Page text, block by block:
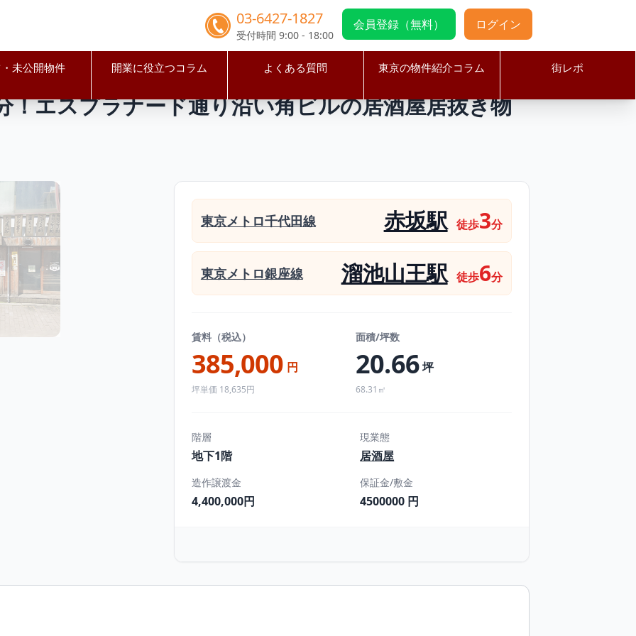
03-6427-1827
受付時間 9:00 - 18:00
会員登録（無料） ログイン
未公開物件 開業に役立つコラム よくある質問 東京の物件紹介コラム 街レポ
赤坂駅 【港区】赤坂駅徒歩3分！エスプラナード通り沿い角ビルの居酒屋居抜き物件
！エスプラナード通り沿い角ビルの居酒屋居抜き物
東京メトロ千代田線 赤坂駅 徒歩3分
東京メトロ銀座線 溜池山王駅 徒歩6分
賃料（税込）
385,000 円
坪単価 18,635円
面積/坪数
20.66坪
68.31㎡
階層
地下1階
現業態
居酒屋
造作譲渡金
4,400,000円
保証金/敷金
4500000 円